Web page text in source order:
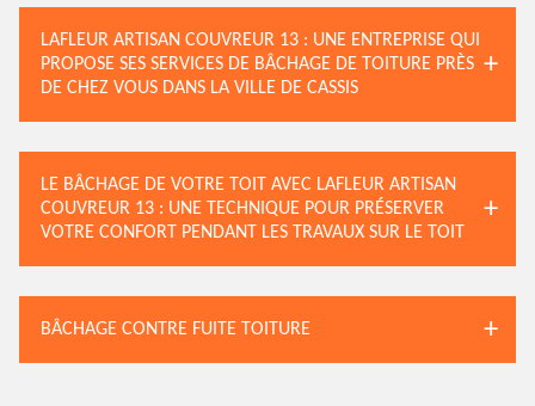
LAFLEUR ARTISAN COUVREUR 13 : UNE ENTREPRISE QUI
PROPOSE SES SERVICES DE BÂCHAGE DE TOITURE PRÈS
DE CHEZ VOUS DANS LA VILLE DE CASSIS
LE BÂCHAGE DE VOTRE TOIT AVEC LAFLEUR ARTISAN
COUVREUR 13 : UNE TECHNIQUE POUR PRÉSERVER
VOTRE CONFORT PENDANT LES TRAVAUX SUR LE TOIT
BÂCHAGE CONTRE FUITE TOITURE